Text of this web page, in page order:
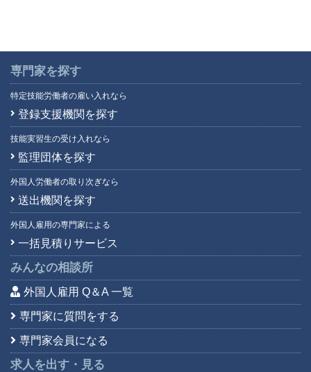
専門家を探す
特定技能労働者の雇い入れなら
登録支援機関を探す
技能実習生の受け入れなら
監理団体を探す
外国人労働者の取り次ぎなら
送出機関を探す
外国人雇用の専門家による
一括見積りサービス
みんなの相談所
外国人雇用 Q＆A 一覧
専門家に質問をする
専門家会員になる
求人を出す・見る